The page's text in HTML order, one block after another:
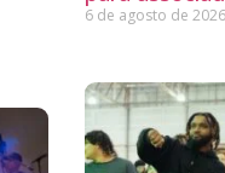
6 de agosto de 2026